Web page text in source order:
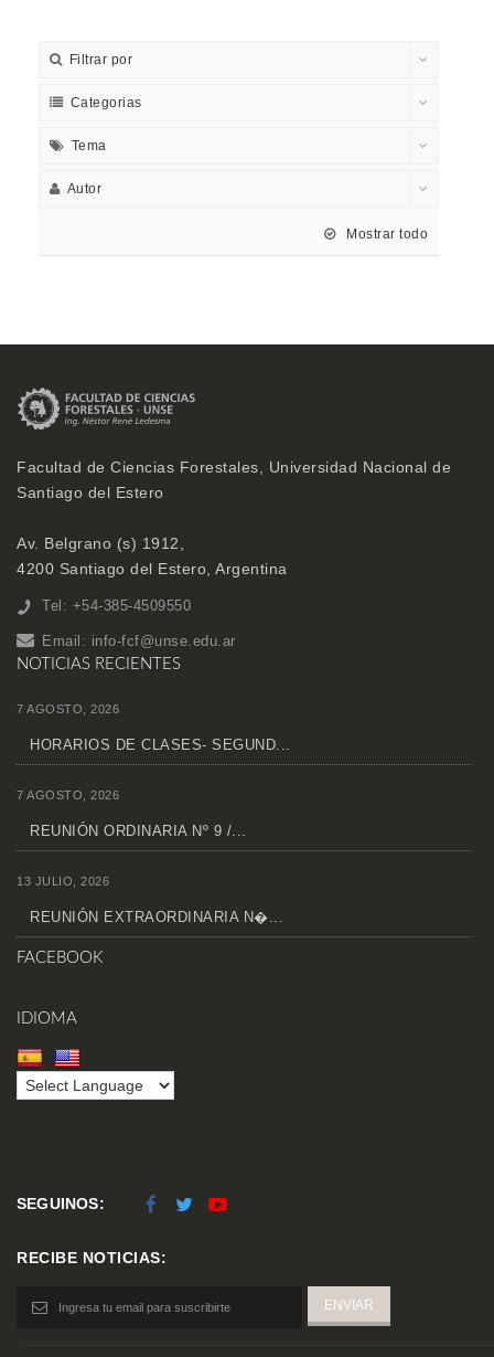
Filtrar por
Categorias
Tema
Autor
Mostrar todo
Facultad de Ciencias Forestales, Universidad Nacional de
Santiago del Estero
Av. Belgrano (s) 1912,
4200 Santiago del Estero, Argentina
Tel: +54-385-4509550
Email: info-fcf@unse.edu.ar
NOTICIAS RECIENTES
7 AGOSTO, 2026
HORARIOS DE CLASES- SEGUND...
7 AGOSTO, 2026
REUNIÓN ORDINARIA Nº 9 /...
13 JULIO, 2026
REUNIÓN EXTRAORDINARIA N�...
FACEBOOK
IDIOMA
SEGUINOS:
RECIBE NOTICIAS: